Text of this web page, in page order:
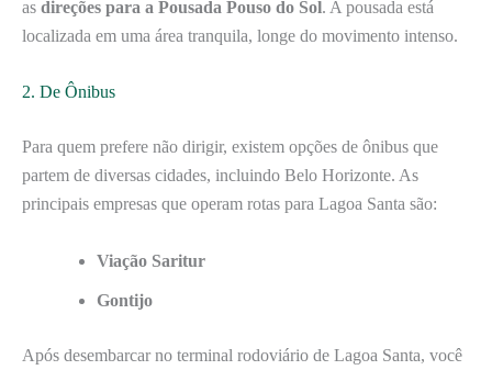
as direções para a Pousada Pouso do Sol. A pousada está
localizada em uma área tranquila, longe do movimento intenso.
2. De Ônibus
Para quem prefere não dirigir, existem opções de ônibus que
partem de diversas cidades, incluindo Belo Horizonte. As
principais empresas que operam rotas para Lagoa Santa são:
Viação Saritur
Gontijo
Após desembarcar no terminal rodoviário de Lagoa Santa, você